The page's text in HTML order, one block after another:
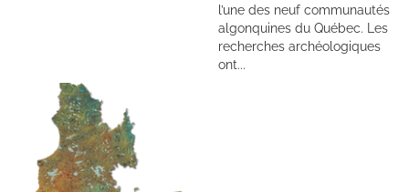
l’une des neuf communautés
algonquines du Québec. Les
recherches archéologiques
ont...